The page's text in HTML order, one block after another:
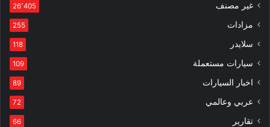
غير مصنف 26٬405
مزادات 255
سلايدر 118
سيارات مستعملة 109
اخبار السيارات 89
عربي وعالمي 72
تقارير 66